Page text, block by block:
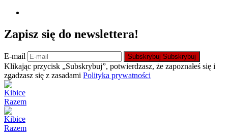
Zapisz się do newslettera!
E-mail Subskrybuj Subskrybuj
Klikając przycisk „Subskrybuj”, potwierdzasz, że zapoznałeś się i
zgadzasz się z zasadami Polityka prywatności